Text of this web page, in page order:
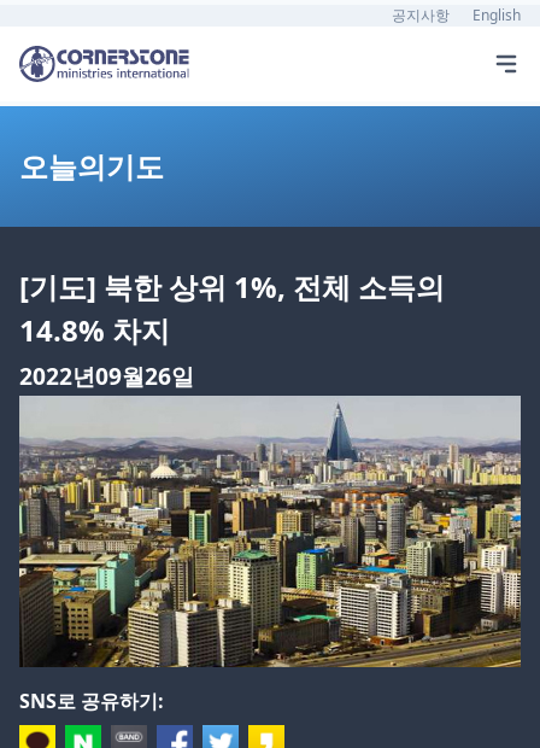
공지사항 English
오늘의기도
[기도] 북한 상위 1%, 전체 소득의
14.8% 차지
2022년09월26일
SNS로 공유하기: